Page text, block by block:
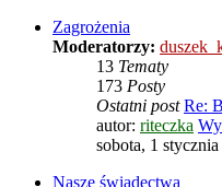
Zagrożenia
Moderatorzy:
13 Tematy
173 Posty
Ostatni post Re:
autor: riteczka
sobota, 1
Nasze świadectwa